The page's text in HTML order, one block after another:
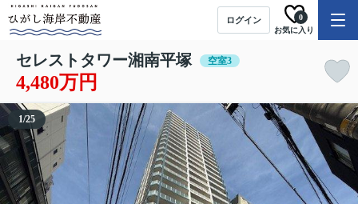
ログイン
お気に入り
0
セレストタワー湘南平塚 空室3
4,480万円
1/25